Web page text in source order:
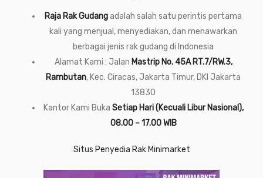
Raja Rak Gudangadalah salah satu perintis pertama
kali yang menjual, menyediakan, dan menawarkan
berbagai jenis rak gudang di Indonesia
Alamat Kami : Jalan Mastrip No. 45A RT.7/RW.3,
Rambutan, Kec. Ciracas, Jakarta Timur, DKI Jakarta
13830
Kantor Kami Buka Setiap Hari (Kecuali Libur Nasional),
08.00 – 17.00 WIB
Situs Penyedia Rak Minimarket